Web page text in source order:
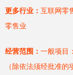
更多行业： 互联网零
零售业
经营范围： 一般项目
（除依法须经批准